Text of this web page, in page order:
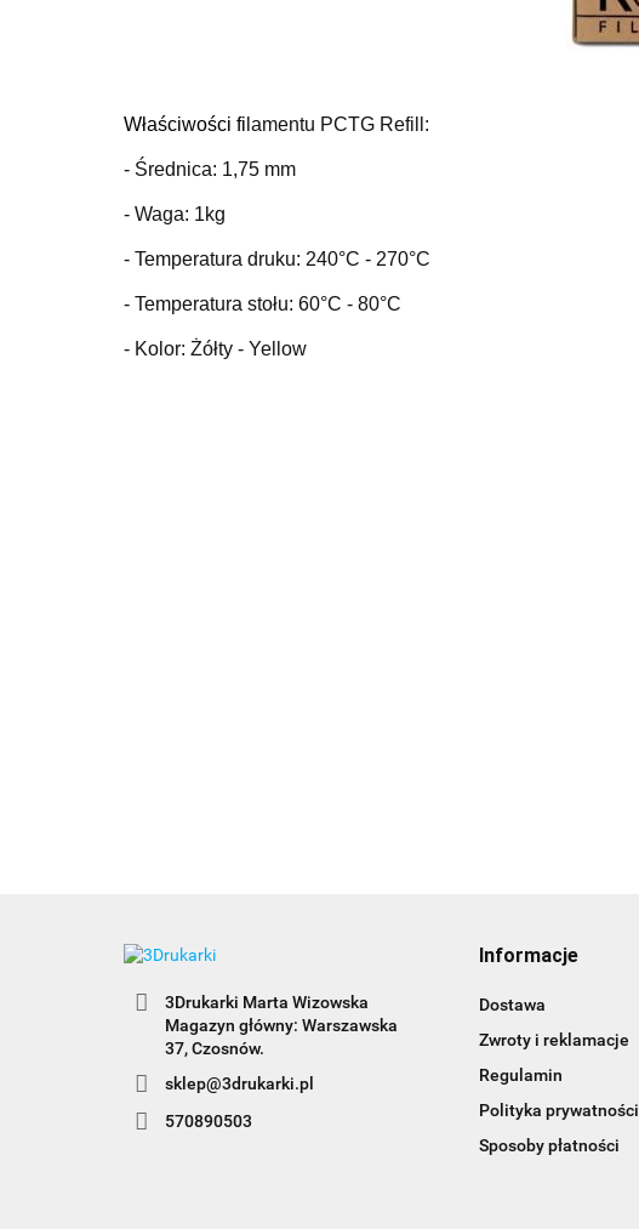
Właściwości fi lamentu PCTG Refill:
- Średnica: 1,75 mm
- Waga: 1kg
- Temperatura druku: 240°C - 270°C
- Temperatura stołu: 60°C - 80°C
- Kolor: Żółty - Yellow
3Drukarki Marta Wizowska
Magazyn główny: Warszawska
sklep@3drukarki.pl
570890503
Informacje
Dostawa
Zwroty i reklamacje
Regulamin
Polityka prywatności
Sposoby płatności